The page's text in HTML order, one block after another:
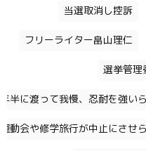
当選取消し控訴
フリーライター畠山理仁
選挙管理
半に渡って我慢、忍耐を強い
動会や修学旅行が中止にさせ